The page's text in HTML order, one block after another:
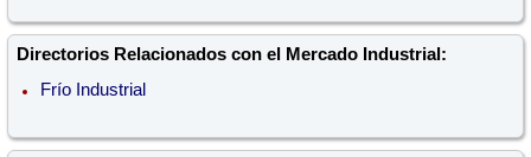
Directorios Relacionados con el Mercado Industrial:
Frío Industrial